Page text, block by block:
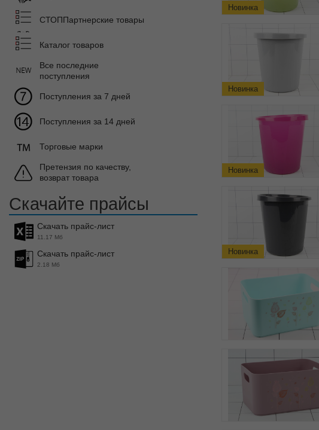
Новинка
Новинка
Новинка
Новинка
СТОППартнерские товары
Каталог товаров
Все последние
поступления
Поступления за 7 дней
Поступления за 14 дней
Торговые марки
Претензия по качеству,
возврат товара
Скачайте прайсы
Скачать прайс-лист
11.17 Мб
Скачать прайс-лист
2.18 Мб